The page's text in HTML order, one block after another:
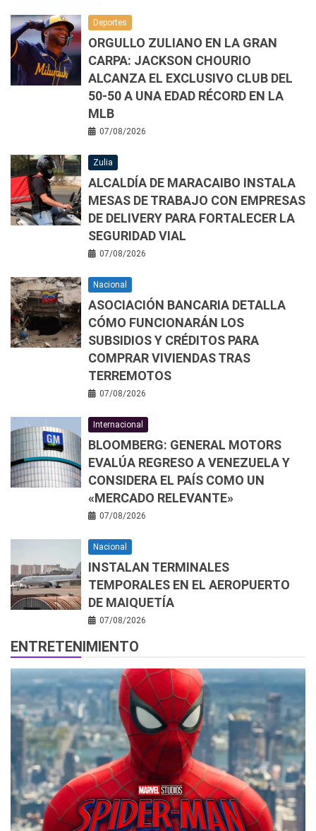
Deportes
ORGULLO ZULIANO EN LA GRAN
CARPA: JACKSON CHOURIO
ALCANZA EL EXCLUSIVO CLUB DEL
50-50 A UNA EDAD RÉCORD EN LA
MLB
07/08/2026
Zulia
ALCALDÍA DE MARACAIBO INSTALA
MESAS DE TRABAJO CON EMPRESAS
DE DELIVERY PARA FORTALECER LA
SEGURIDAD VIAL
07/08/2026
Nacional
ASOCIACIÓN BANCARIA DETALLA
CÓMO FUNCIONARÁN LOS
SUBSIDIOS Y CRÉDITOS PARA
COMPRAR VIVIENDAS TRAS
TERREMOTOS
07/08/2026
Internacional
BLOOMBERG: GENERAL MOTORS
EVALÚA REGRESO A VENEZUELA Y
CONSIDERA EL PAÍS COMO UN
«MERCADO RELEVANTE»
07/08/2026
Nacional
INSTALAN TERMINALES
TEMPORALES EN EL AEROPUERTO
DE MAIQUETÍA
07/08/2026
ENTRETENIMIENTO